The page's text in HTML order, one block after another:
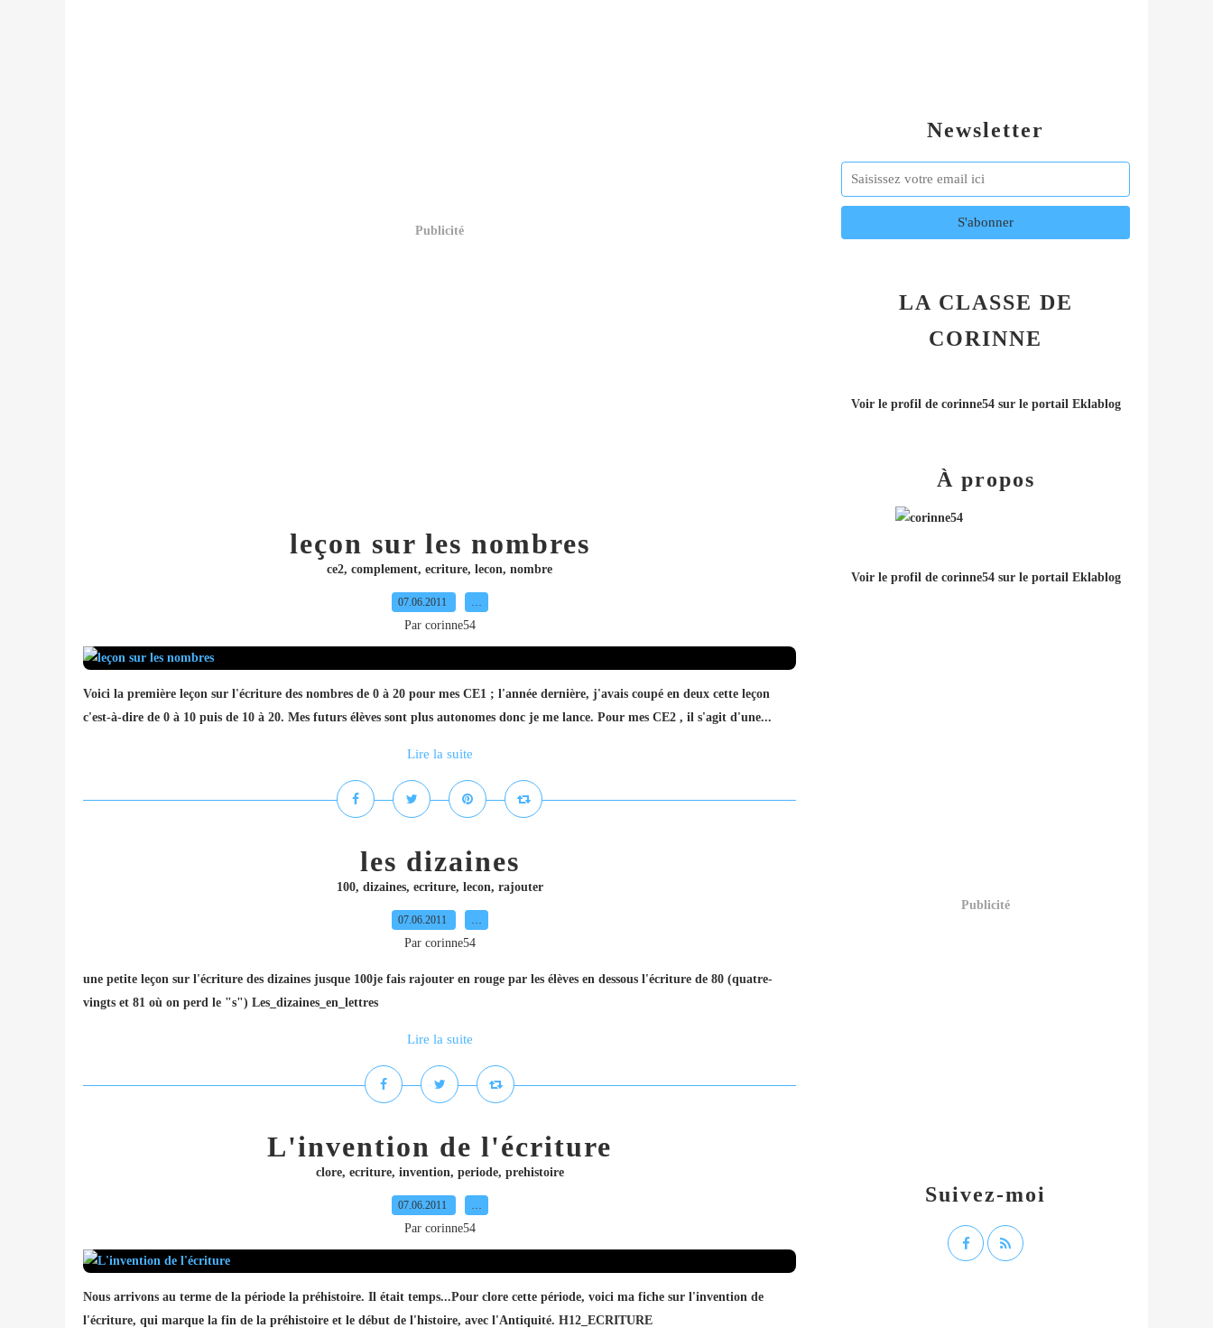
Publicité
leçon sur les nombres
ce2, complement, ecriture, lecon, nombre
07.06.2011 …
Par corinne54
Voici la première leçon sur l'écriture des nombres de 0 à 20 pour mes CE1 ; l'année dernière, j'avais coupé en deux cette leçon
c'est-à-dire de 0 à 10 puis de 10 à 20. Mes futurs élèves sont plus autonomes donc je me lance. Pour mes CE2 , il s'agit d'une...
Lire la suite
les dizaines
100, dizaines, ecriture, lecon, rajouter
07.06.2011 …
Par corinne54
une petite leçon sur l'écriture des dizaines jusque 100je fais rajouter en rouge par les élèves en dessous l'écriture de 80 (quatre-
vingts et 81 où on perd le "s") Les_dizaines_en_lettres
Lire la suite
L'invention de l'écriture
clore, ecriture, invention, periode, prehistoire
07.06.2011 …
Par corinne54
Nous arrivons au terme de la période la préhistoire. Il était temps...Pour clore cette période, voici ma fiche sur l'invention de
l'écriture, qui marque la fin de la préhistoire et le début de l'histoire, avec l'Antiquité. H12_ECRITURE
Newsletter
LA CLASSE DE
CORINNE
Voir le profil de corinne54sur le portail Eklablog
Suivez-moi
À propos
Voir le profil de corinne54sur le portail Eklablog
Publicité